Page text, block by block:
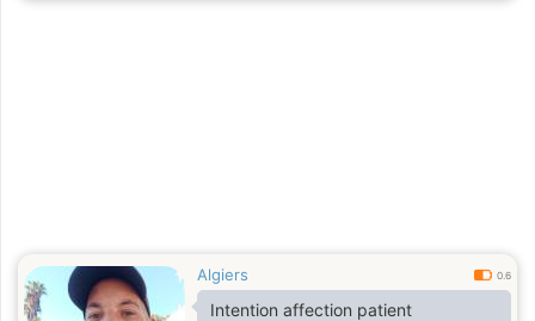
Algiers 0.6
Intention affection patient